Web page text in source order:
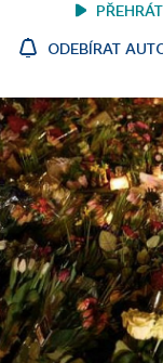
ODEBÍRAT